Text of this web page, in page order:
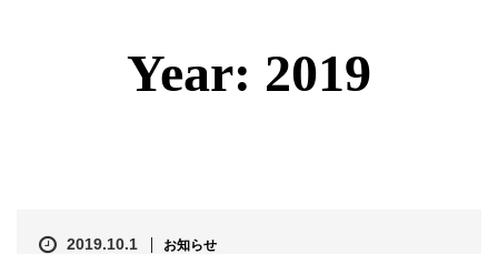
Year: 2019
2019.10.1 お知らせ